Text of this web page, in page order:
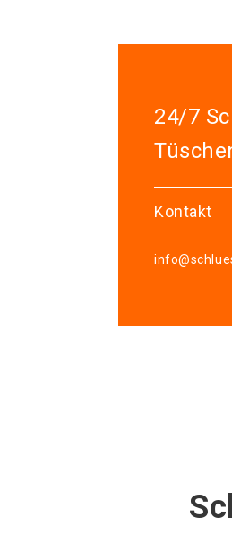
24/7
Kontakt